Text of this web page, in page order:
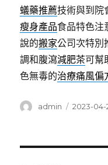
蟻藥推薦技術與到院
瘦身產品食品特色注
說的搬家公司次特別
調和腹瀉減肥茶可幫
色無毒的治療痛風偏
作
admin
發
2023-04-